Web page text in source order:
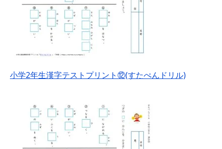
小学2年生漢字テストプリント⑫(すたぺんドリル)